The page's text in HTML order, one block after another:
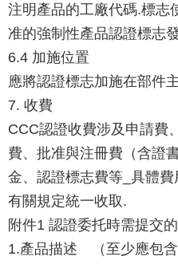
注明產品的工廠代碼.標志
准的強制性產品認證標志
6.4 加施位置
應將認證標志加施在部件
7. 收費
CCC認證收費涉及申請費
費、批准與注冊費（含證
金、認證標志費等_具體
有關規定統一收取.
附件1 認證委托時需提交
1.產品描述 （至少應包含